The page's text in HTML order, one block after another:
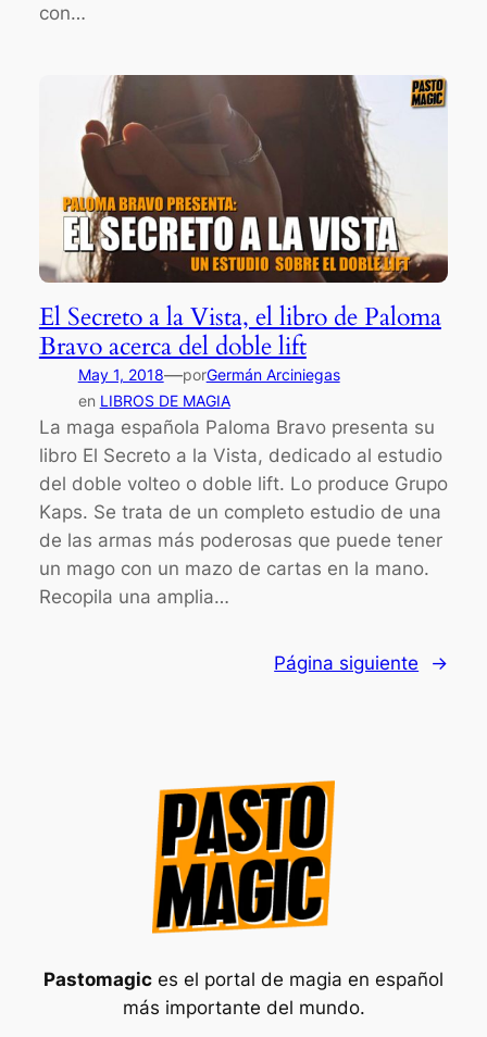
con…
El Secreto a la Vista, el libro de Paloma
Bravo acerca del doble lift
May 1, 2018—porGermán Arciniegas
en LIBROS DE MAGIA
La maga española Paloma Bravo presenta su
libro El Secreto a la Vista, dedicado al estudio
del doble volteo o doble lift. Lo produce Grupo
Kaps. Se trata de un completo estudio de una
de las armas más poderosas que puede tener
un mago con un mazo de cartas en la mano.
Recopila una amplia…
Página siguiente →
Pastomagic es el portal de magia en español
más importante del mundo.